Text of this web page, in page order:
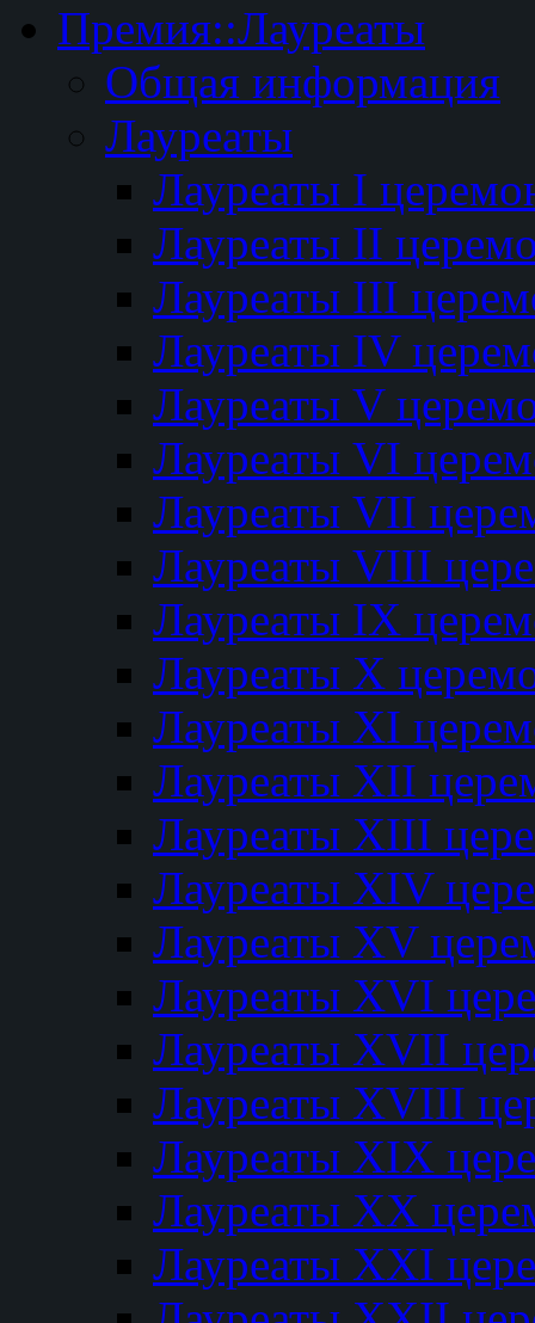
Премия::Лауреаты
Общая информация
Лауреаты
Лауреаты I
Лауреаты II
Лауреаты III
Лауреаты IV
Лауреаты V
Лауреаты VI
Лауреаты VII
Лауреаты VIII
Лауреаты IX
Лауреаты Х
Лауреаты XI
Лауреаты XII
Лауреаты XIII
Лауреаты XIV
Лауреаты XV
Лауреаты XVI
Лауреаты XVII
Лауреаты XVIII
Лауреаты XIX
Лауреаты XX
Лауреаты XXI